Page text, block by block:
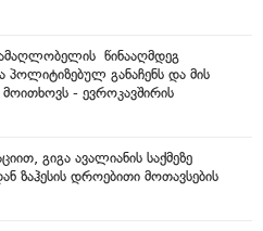
ამაღლობელის წინააღმდეგ
განაჩენს და მის
- ევროკავშირის
გიგა ავალიანის საქმეზე
ზაჰესის დროებითი მოთავსების